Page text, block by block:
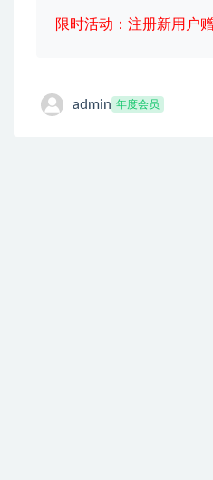
限时活动：注册新用户
admin 年度会员